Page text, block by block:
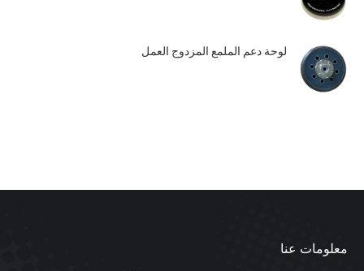
لوحة دعم الملمع المزدوج العمل
معلومات عنا